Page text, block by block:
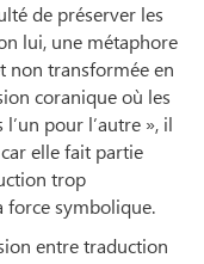
de préserver les
lui, une métaphore
non transformée en
coranique où les
pour l’autre », il
elle fait partie
trop
force symbolique.
entre traduction